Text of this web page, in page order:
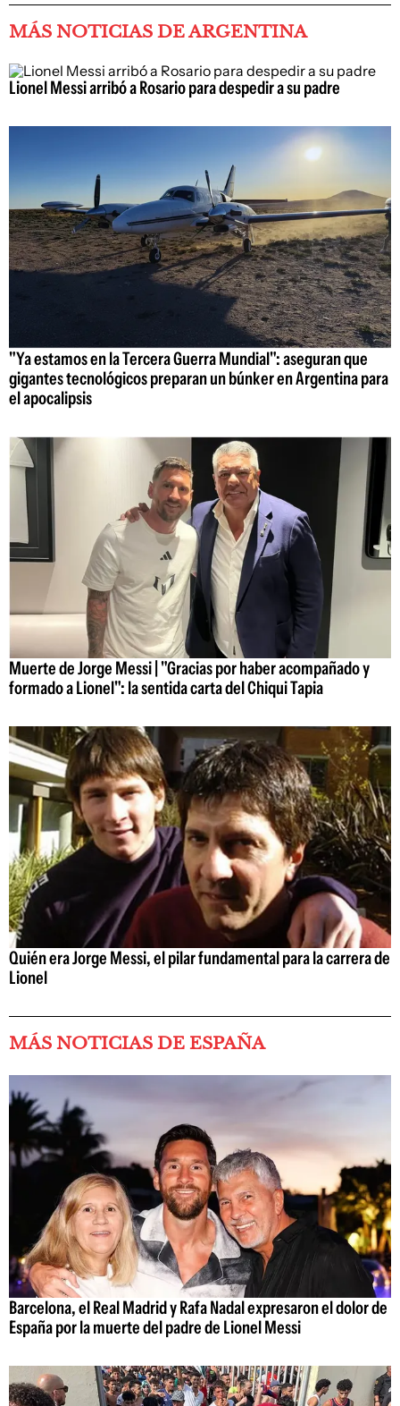
MÁS NOTICIAS DE ARGENTINA
Lionel Messi arribó a Rosario para despedir a su padre
"Ya estamos en la Tercera Guerra Mundial": aseguran que
gigantes tecnológicos preparan un búnker en Argentina para
el apocalipsis
Muerte de Jorge Messi | "Gracias por haber acompañado y
formado a Lionel": la sentida carta del Chiqui Tapia
Quién era Jorge Messi, el pilar fundamental para la carrera de
Lionel
MÁS NOTICIAS DE ESPAÑA
Barcelona, el Real Madrid y Rafa Nadal expresaron el dolor de
España por la muerte del padre de Lionel Messi